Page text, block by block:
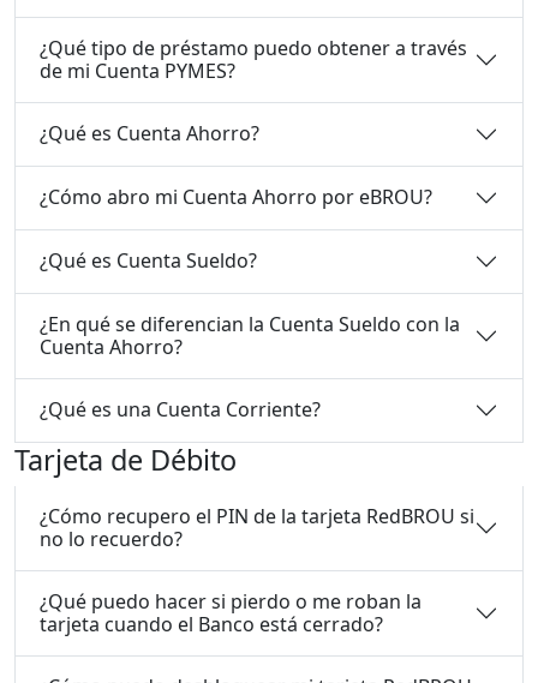
¿Qué tipo de préstamo puedo obtener a través
de mi Cuenta PYMES?
¿Qué es Cuenta Ahorro?
¿Cómo abro mi Cuenta Ahorro por eBROU?
¿Qué es Cuenta Sueldo?
¿En qué se diferencian la Cuenta Sueldo con la
Cuenta Ahorro?
¿Qué es una Cuenta Corriente?
Tarjeta de Débito
¿Cómo recupero el PIN de la tarjeta RedBROU si
no lo recuerdo?
¿Qué puedo hacer si pierdo o me roban la
tarjeta cuando el Banco está cerrado?